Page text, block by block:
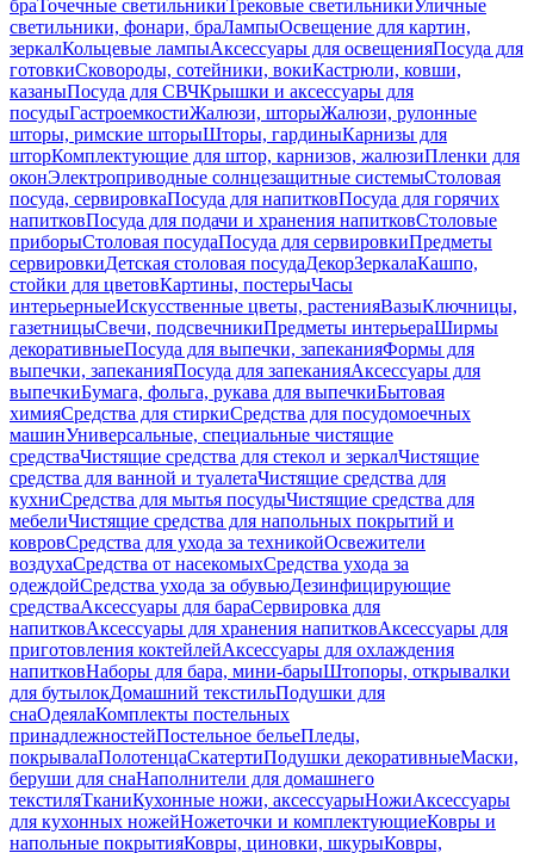
браТочечные светильникиТрековые светильникиУличные
светильники, фонари, браЛампыОсвещение для картин,
зеркалКольцевые лампыАксессуары для освещенияПосуда для
готовкиСковороды, сотейники, вокиКастрюли, ковши,
казаныПосуда для СВЧКрышки и аксессуары для
посудыГастроемкостиЖалюзи, шторыЖалюзи, рулонные
шторы, римские шторыШторы, гардиныКарнизы для
шторКомплектующие для штор, карнизов, жалюзиПленки для
оконЭлектроприводные солнцезащитные системыСтоловая
посуда, сервировкаПосуда для напитковПосуда для горячих
напитковПосуда для подачи и хранения напитковСтоловые
приборыСтоловая посудаПосуда для сервировкиПредметы
сервировкиДетская столовая посудаДекорЗеркалаКашпо,
стойки для цветовКартины, постерыЧасы
интерьерныеИскусственные цветы, растенияВазыКлючницы,
газетницыСвечи, подсвечникиПредметы интерьераШирмы
декоративныеПосуда для выпечки, запеканияФормы для
выпечки, запеканияПосуда для запеканияАксессуары для
выпечкиБумага, фольга, рукава для выпечкиБытовая
химияСредства для стиркиСредства для посудомоечных
машинУниверсальные, специальные чистящие
средстваЧистящие средства для стекол и зеркалЧистящие
средства для ванной и туалетаЧистящие средства для
кухниСредства для мытья посудыЧистящие средства для
мебелиЧистящие средства для напольных покрытий и
ковровСредства для ухода за техникойОсвежители
воздухаСредства от насекомыхСредства ухода за
одеждойСредства ухода за обувьюДезинфицирующие
средстваАксессуары для бараСервировка для
напитковАксессуары для хранения напитковАксессуары для
приготовления коктейлейАксессуары для охлаждения
напитковНаборы для бара, мини-барыШтопоры, открывалки
для бутылокДомашний текстильПодушки для
снаОдеялаКомплекты постельных
принадлежностейПостельное бельеПледы,
покрывалаПолотенцаСкатертиПодушки декоративныеМаски,
беруши для снаНаполнители для домашнего
текстиляТканиКухонные ножи, аксессуарыНожиАксессуары
для кухонных ножейНожеточки и комплектующиеКовры и
напольные покрытияКовры, циновки, шкурыКовры,